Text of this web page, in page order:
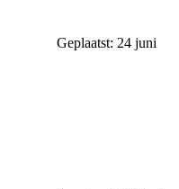
Geplaatst: 24 juni